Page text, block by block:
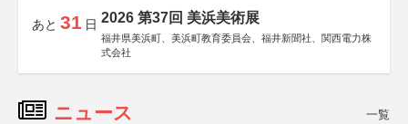
あと 31 日 2026 第37回 美浜美術展
福井県美浜町、美浜町教育委員会、福井新聞社、関西電力株
式会社
ニュース 一覧